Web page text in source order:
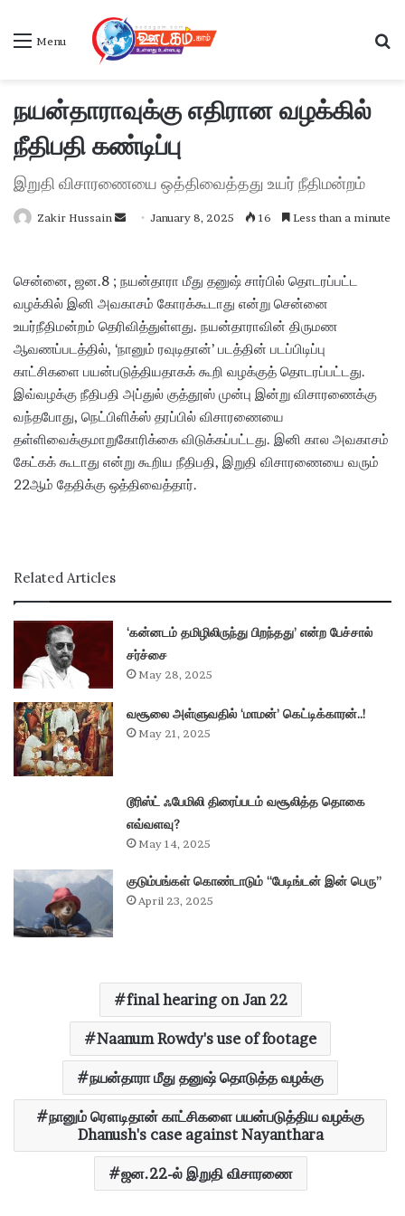
Menu
நயன்தாராவுக்கு எதிரான வழக்கில்
நீதிபதி கண்டிப்பு
இறுதி விசாரணையை ஒத்திவைத்தது உயர் நீதிமன்றம்
Zakir Hussain
d
a
n
e
m
a
i
l
January 8, 2025 16 Less than a minute
சென்னை, ஜன.8 ; நயன்தாரா மீது தனுஷ் சார்பில் தொடரப்பட்ட
வழக்கில் இனி அவகாசம் கோரக்கூடாது என்று சென்னை
உயர்நீதிமன்றம் தெரிவித்துள்ளது. நயன்தாராவின் திருமண
ஆவணப்படத்தில், ‘நானும் ரவுடிதான்’ படத்தின் படப்பிடிப்பு
காட்சிகளை பயன்படுத்தியதாகக் கூறி வழக்குத் தொடரப்பட்டது.
இவ்வழக்கு நீதிபதி அப்துல் குத்தூஸ் முன்பு இன்று விசாரணைக்கு
வந்தபோது, நெட்பிளிக்ஸ் தரப்பில் விசாரணையை
தள்ளிவைக்குமாறுகோரிக்கை விடுக்கப்பட்டது. இனி கால அவகாசம்
கேட்கக் கூடாது என்று கூறிய நீதிபதி, இறுதி விசாரணையை வரும்
22ஆம் தேதிக்கு ஒத்திவைத்தார்.
Related Articles
‘கன்னடம் தமிழிலிருந்து பிறந்தது’ என்ற பேச்சால்
சர்ச்சை
May 28, 2025
வசூலை அள்ளுவதில் ‘மாமன்’ கெட்டிக்காரன்..!
May 21, 2025
டூரிஸ்ட் ஃபேமிலி திரைப்படம் வசூலித்த தொகை
எவ்வளவு?
May 14, 2025
குடும்பங்கள் கொண்டாடும் “பேடிங்டன் இன் பெரு”
April 23, 2025
final hearing on Jan 22
Naanum Rowdy's use of footage
நயன்தாரா மீது தனுஷ் தொடுத்த வழக்கு
நானும் ரௌடிதான் காட்சிகளை பயன்படுத்திய வழக்கு
Dhanush's case against Nayanthara
ஜன.22-ல் இறுதி விசாரணை